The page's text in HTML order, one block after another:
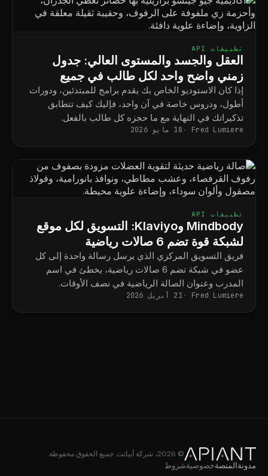
تطبيقات API
العقل والجسد والمستوى العالي: جدول
زمني واضح واحد لكل طالب في جميع
البرامج
إذا كان الاستوديو الخاص بك يقدم برامج للمبتدئين، ودورات
أطول، ودروس خاصة في آن واحد، فإليك كيف تتطابق
تذكيراتك في النهاية مع ما حجزه كل طالب بالفعل.
Fred Lumiere 18 مايو 2026
تطبيقات API
Mindbody وKlaviyo: التسويق لكل موقع
لشبكة قوة تضم 6 صالات رياضية
فريق التسويق المركزي الذي يرسل رسالة واحدة إلى كل
عضو في شبكة تضم 6 صالات رياضية، يخطئ في اسم
المدرب وعنوان الصالة الرياضية في نصف الأوقات.
Fred Lumiere 21 أبريل 2026
© 2026، شركة أبيانت. جميع الحقوق محفوظة.
مدونةالمنصةخصوصيةشروط